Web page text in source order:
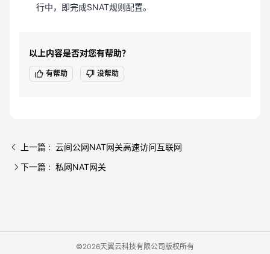
行中，即完成SNAT规则配置。
以上内容是否对您有帮助？
有帮助 没帮助
上一篇 : 云间公网NAT网关高速访问互联网
下一篇 : 私网NAT网关
©2026天翼云科技有限公司版权所有